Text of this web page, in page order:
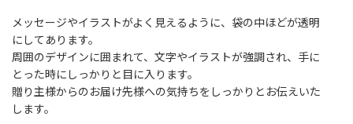
メッセージやイラストがよく見えるように、袋の中ほどが透明
にしてあります。
周囲のデザインに囲まれて、文字やイラストが強調され、手に
とった時にしっかりと目に入ります。
贈り主様からのお届け先様への気持ちをしっかりとお伝えいた
します。